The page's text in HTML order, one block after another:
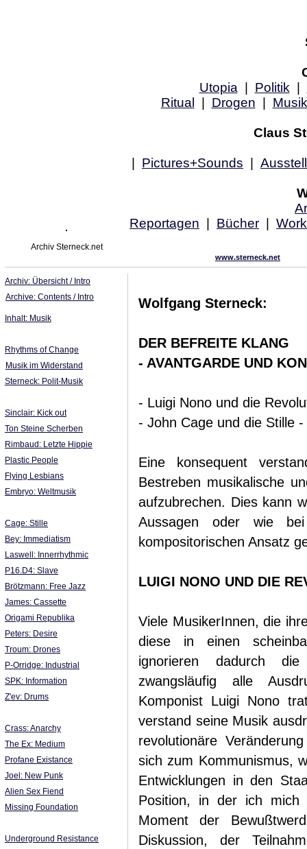
Utopia
Politik
Ritual
Drogen Musik
Claus
Pictures+Sounds
Reportagen
Bücher
Archiv Sterneck.net
www.sterneck.net
Archiv: Übersicht / Intro
Archive: Contents / Intro
Inhalt: Musik
Rhythms of Change
Musik im Widerstand
Sterneck: Polit-Musik
Sinclair: Kick out
Ton Steine Scherben
Rimbaud: Letzte Hippie
Plastic People
Flying Lesbians
Embryo: Weltmusik
Cage: Stille
Bey: Immediatism
Laswell: Innerrhythmic
P16.D4: Slave
Brötzmann: Free Jazz
James: Cassette
Origami Republika
Peters: Desire
Troum: Drones
P-Orridge: Industrial
SPK: Information
Z'ev: Drums
Crass: Anarchy
The Ex: Medium
Profane Existance
Joel: New Punk
Alien Sex Fiend
Missing Foundation
Underground Resistance
Wolfgang Sterneck:
DER BEFREITE KLANG
- AVANTGARDE UND
- Luigi Nono und die
- John Cage und die Stille -
Eine konsequent
Bestreben musikalische
aufzubrechen. Dies kann
Aussagen oder wie
kompositorischen Ansatz
LUIGI NONO UND DIE
Viele MusikerInnen, die
diese in einen
ignorieren dadurch die
zwangsläufig alle
Komponist Luigi Nono
verstand seine Musik
revolutionäre
sich zum Kommunismus,
Entwicklungen in den
Position, in der ich
Moment der
Diskussion, der